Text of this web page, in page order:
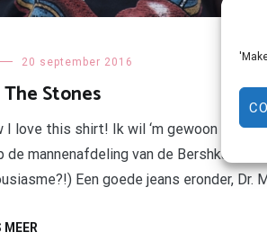
20 september 2016
Stones
I love this shirt! Ik wil ‘m gewoon elke
de mannenafdeling van de Bershka.
Een goede jeans eronder, Dr.
MEER